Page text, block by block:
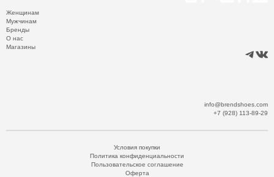
Женщинам
Мужчинам
Бренды
О нас
Магазины
info@brendshoes.com
+7 (928) 113-89-29
Условия покупки
Политика конфиденциальности
Пользовательское соглашение
Оферта